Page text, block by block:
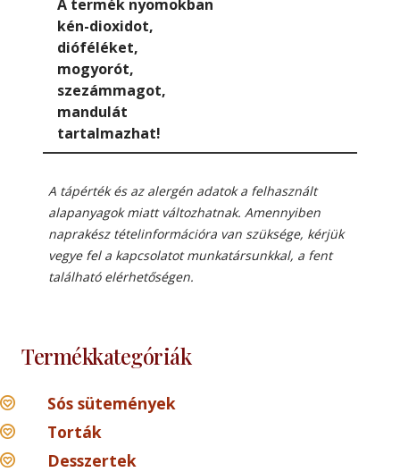
A termék nyomokban
kén-dioxidot,
dióféléket,
mogyorót,
szezámmagot,
mandulát
tartalmazhat!
A tápérték és az alergén adatok a felhasznált
alapanyagok miatt változhatnak. Amennyiben
naprakész tételinformációra van szüksége, kérjük
vegye fel a kapcsolatot munkatársunkkal, a fent
található elérhetőségen.
Termékkategóriák
Sós sütemények
Torták
Desszertek